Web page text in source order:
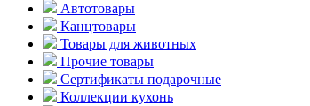
Автотовары
Канцтовары
Товары для животных
Прочие товары
Сертификаты подарочные
Коллекции кухонь